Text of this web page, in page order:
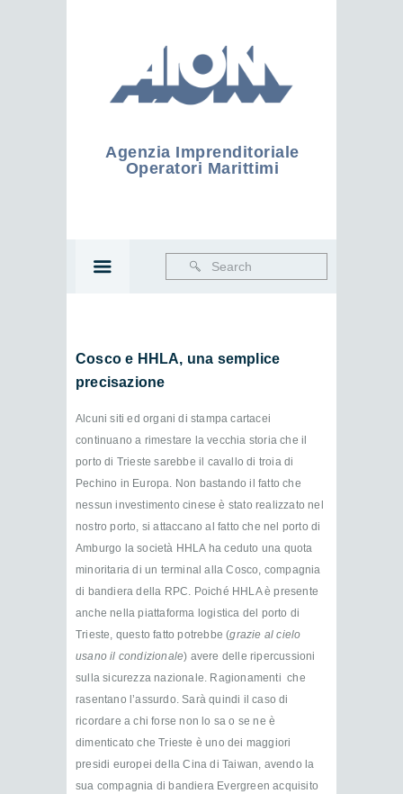
Agenzia Imprenditoriale
Operatori Marittimi
Cosco e HHLA, una semplice
precisazione
Alcuni siti ed organi di stampa cartacei
continuano a rimestare la vecchia storia che il
porto di Trieste sarebbe il cavallo di troia di
Pechino in Europa. Non bastando il fatto che
nessun investimento cinese è stato realizzato nel
nostro porto, si attaccano al fatto che nel porto di
Amburgo la società HHLA ha ceduto una quota
minoritaria di un terminal alla Cosco, compagnia
di bandiera della RPC. Poiché HHLA è presente
anche nella piattaforma logistica del porto di
Trieste, questo fatto potrebbe (grazie al cielo
usano il condizionale) avere delle ripercussioni
sulla sicurezza nazionale. Ragionamenti che
rasentano l’assurdo. Sarà quindi il caso di
ricordare a chi forse non lo sa o se ne è
dimenticato che Trieste è uno dei maggiori
presidi europei della Cina di Taiwan, avendo la
sua compagnia di bandiera Evergreen acquisito